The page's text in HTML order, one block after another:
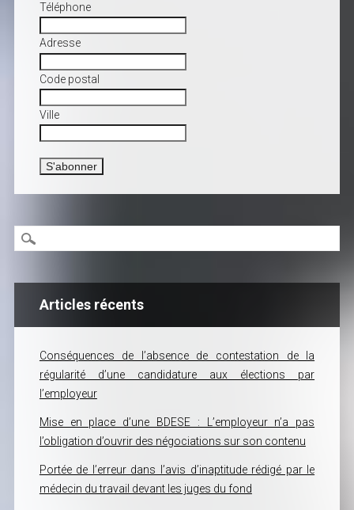
Téléphone
Adresse
Code postal
Ville
Articles récents
Conséquences de l’absence de contestation de la
régularité d’une candidature aux élections par
l’employeur
Mise en place d’une BDESE : L’employeur n’a pas
l’obligation d’ouvrir des négociations sur son contenu
Portée de l’erreur dans l’avis d’inaptitude rédigé par le
médecin du travail devant les juges du fond